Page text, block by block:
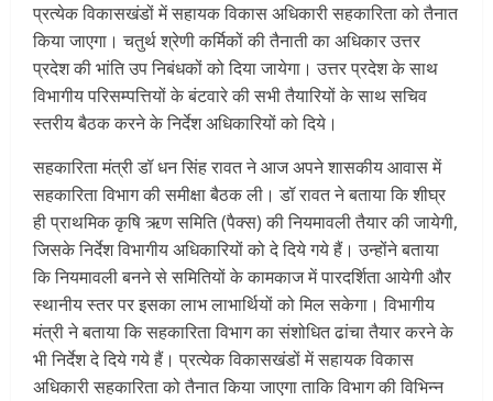
प्रत्येक विकासखंडों में सहायक विकास अधिकारी सहकारिता को तैनात
किया जाएगा। चतुर्थ श्रेणी कर्मिकों की तैनाती का अधिकार उत्तर
प्रदेश की भांति उप निबंधकों को दिया जायेगा। उत्तर प्रदेश के साथ
विभागीय परिसम्पत्तियों के बंटवारे की सभी तैयारियों के साथ सचिव
स्तरीय बैठक करने के निर्देश अधिकारियों को दिये।
सहकारिता मंत्री डॉ धन सिंह रावत ने आज अपने शासकीय आवास में
सहकारिता विभाग की समीक्षा बैठक ली। डॉ रावत ने बताया कि शीघ्र
ही प्राथमिक कृषि ऋण समिति (पैक्स) की नियमावली तैयार की जायेगी,
जिसके निर्देश विभागीय अधिकारियों को दे दिये गये हैं। उन्होंने बताया
कि नियमावली बनने से समितियों के कामकाज में पारदर्शिता आयेगी और
स्थानीय स्तर पर इसका लाभ लाभार्थियों को मिल सकेगा। विभागीय
मंत्री ने बताया कि सहकारिता विभाग का संशोधित ढांचा तैयार करने के
भी निर्देश दे दिये गये हैं। प्रत्येक विकासखंडों में सहायक विकास
अधिकारी सहकारिता को तैनात किया जाएगा ताकि विभाग की विभिन्न